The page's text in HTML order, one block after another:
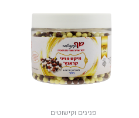
פנינים וקישוטים